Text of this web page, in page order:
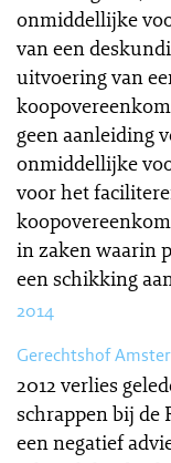
onmiddellijke
van een
uitvoering van
geen aanleiding
onmiddellijke
voor het
in zaken waarin
een schikking
2014
Gerechtshof
2012 verlies
schrappen bij de
een negatief